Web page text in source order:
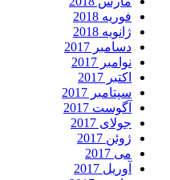
فوریه 2018
ژانویه 2018
دسامبر 2017
نوامبر 2017
اکتبر 2017
سپتامبر 2017
آگوست 2017
جولای 2017
ژوئن 2017
می 2017
آوریل 2017